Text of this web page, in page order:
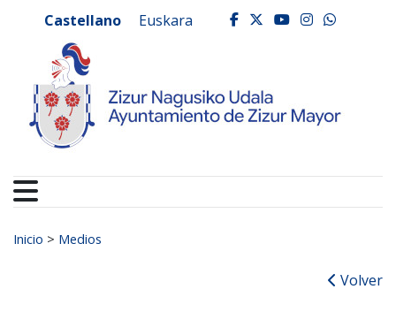
Ayuntamiento de
Castellano Euskara facebook
twitter
youtube
Buscar:
Inicio > Medios
Volver